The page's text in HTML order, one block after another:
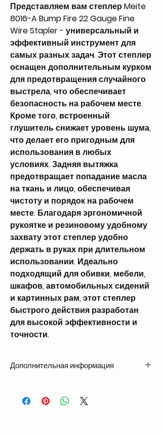
Представляем вам степлер Meite
8016-A Bump Fire 22 Gauge Fine
Wire Stapler - универсальный и
эффективный инструмент для
самых разных задач. Этот степлер
оснащен дополнительным курком
для предотвращения случайного
выстрела, что обеспечивает
безопасность на рабочем месте.
Кроме того, встроенный
глушитель снижает уровень шума,
что делает его пригодным для
использования в любых
условиях. Задняя вытяжка
предотвращает попадание масла
на ткань и лицо, обеспечивая
чистоту и порядок на рабочем
месте. Благодаря эргономичной
рукоятке и резиновому удобному
захвату этот степлер удобно
держать в руках при длительном
использовании. Идеально
подходящий для обивки, мебели,
шкафов, автомобильных сидений
и картинных рам, этот степлер
быстрого действия разработан
для высокой эффективности и
точности.
Дополнительная информация
Совместимость с гвоздями